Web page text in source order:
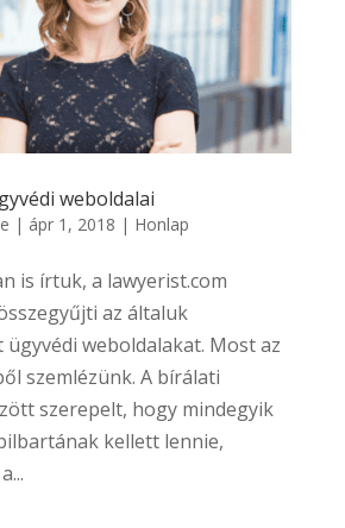
weboldalai
| ápr 1, 2018 | Honlap
is írtuk, a lawyerist.com
az általuk
weboldalakat. Most az
szemlézünk. A bírálati
szerepelt, hogy mindegyik
kellett lennie,